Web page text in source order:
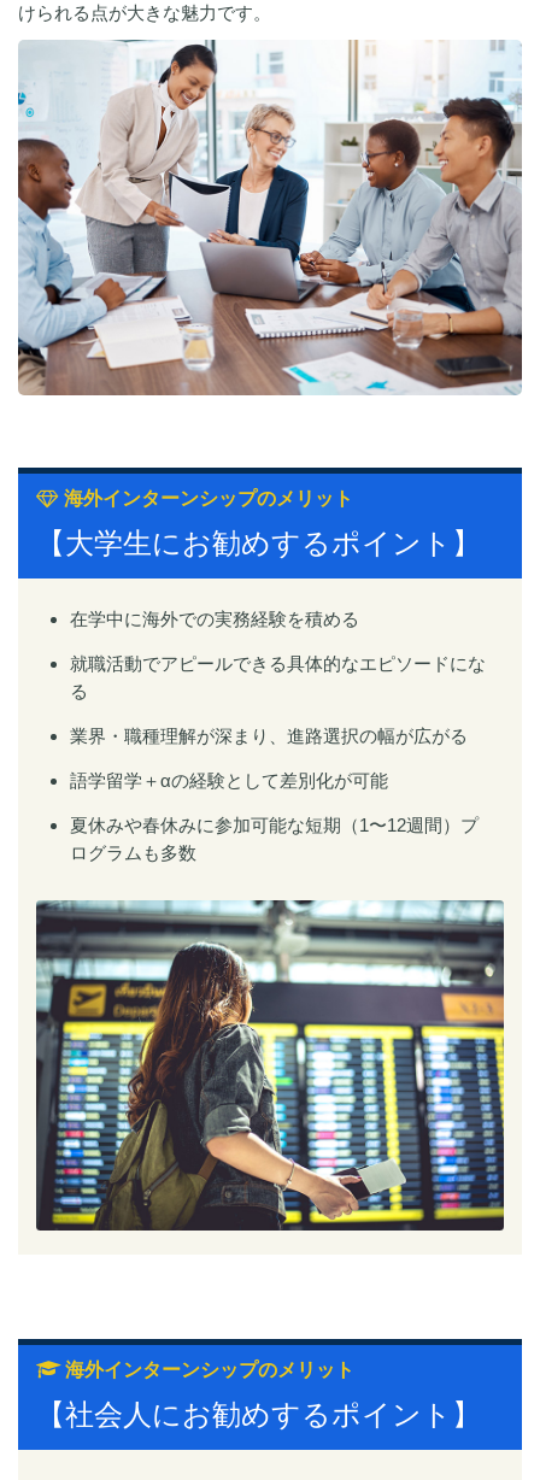
けられる点が大きな魅力です。
海外インターンシップのメリット
【大学生にお勧めするポイント】
在学中に海外での実務経験を積める
就職活動でアピールできる具体的なエピソードにな
る
業界・職種理解が深まり、進路選択の幅が広がる
語学留学＋αの経験として差別化が可能
夏休みや春休みに参加可能な短期（1〜12週間）プ
ログラムも多数
海外インターンシップのメリット
【社会人にお勧めするポイント】